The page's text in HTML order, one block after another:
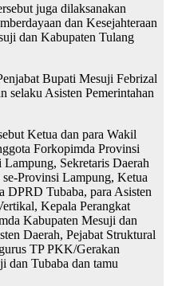
juga dilaksanakan
dan Kesejahteraan
dan Kabupaten Tulang
Bupati Mesuji Febrizal
selaku Asisten Pemerintahan
Ketua dan para Wakil
Forkopimda Provinsi
Sekretaris Daerah
Provinsi Lampung, Ketua
DPRD Tubaba, para Asisten
Kepala Perangkat
Kabupaten Mesuji dan
Daerah, Pejabat Struktural
TP PKK/Gerakan
dan Tubaba dan tamu